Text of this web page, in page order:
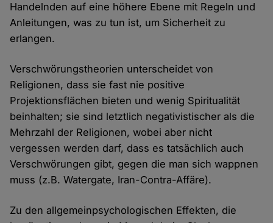
Handelnden auf eine höhere Ebene mit Regeln und
Anleitungen, was zu tun ist, um Sicherheit zu
erlangen.
Verschwörungstheorien unterscheidet von
Religionen, dass sie fast nie positive
Projektionsflächen bieten und wenig Spiritualität
beinhalten; sie sind letztlich negativistischer als die
Mehrzahl der Religionen, wobei aber nicht
vergessen werden darf, dass es tatsächlich auch
Verschwörungen gibt, gegen die man sich wappnen
muss (z.B. Watergate, Iran-Contra-Affäre).
Zu den allgemeinpsychologischen Effekten, die